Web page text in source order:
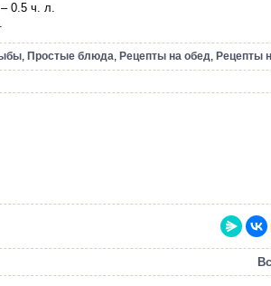
0.5 ч. л.
, Простые блюда, Рецепты на обед, Рецепты